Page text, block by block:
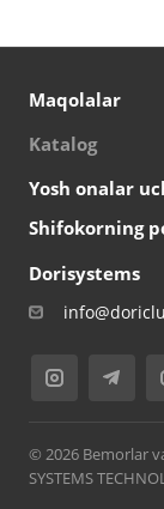
Maqolalar
Katalog
Yosh onalar
Shifokorning
Dorisystems
© 2026 Bemorlar
SYSTEMS